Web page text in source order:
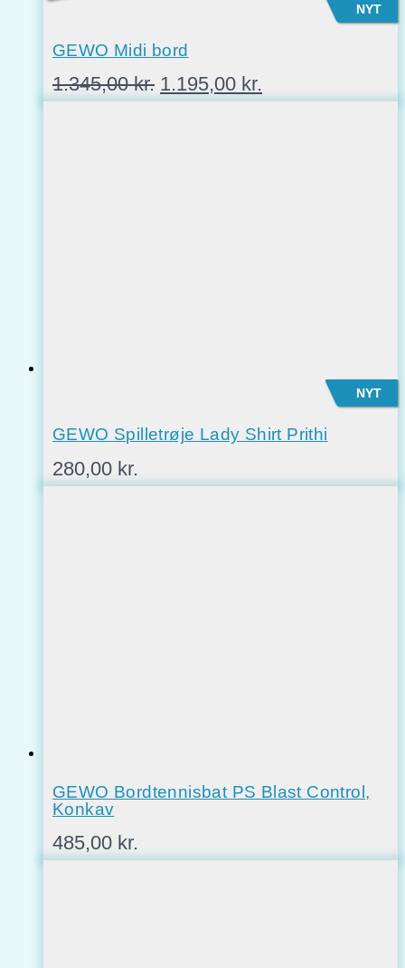
NYT
GEWO Midi bord
1.345,00kr. Den
oprindelige
1.195,00 kr.
aktuelle
NYT
GEWO Spilletrøje Lady Shirt Prithi
280,00 kr.
GEWO Bordtennisbat PS Blast Control,
Konkav
485,00 kr.